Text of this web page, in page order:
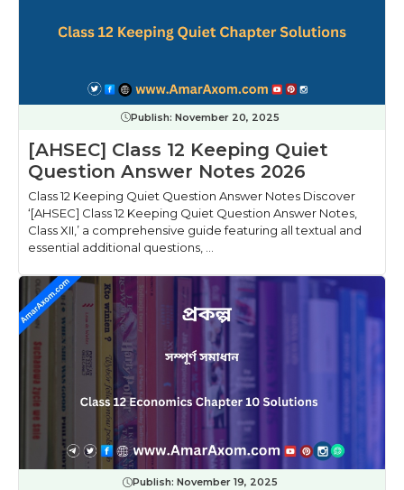
Publish: November 20, 2025
[AHSEC] Class 12 Keeping Quiet
Question Answer Notes 2026
Class 12 Keeping Quiet Question Answer Notes Discover
‘[AHSEC] Class 12 Keeping Quiet Question Answer Notes,
Class XII,’ a comprehensive guide featuring all textual and
essential additional questions, ...
Publish: November 19, 2025